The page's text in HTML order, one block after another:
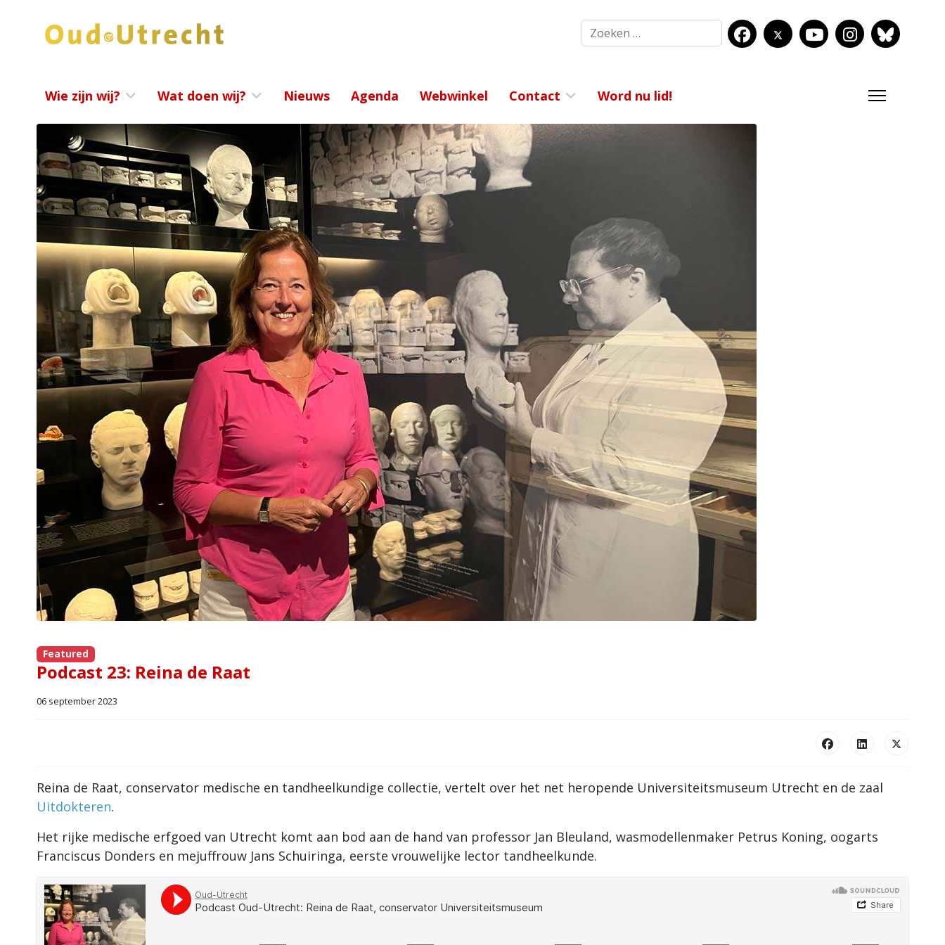
Zoeken
Wie zijn wij? Wat doen wij? Nieuws Agenda Webwinkel Contact Word nu lid!
Featured
Podcast 23: Reina de Raat
06 september 2023
Reina de Raat, conservator medische en tandheelkundige collectie, vertelt over het net heropende Universiteitsmuseum Utrecht en de zaal
Uitdokteren.
Het rijke medische erfgoed van Utrecht komt aan bod aan de hand van professor Jan Bleuland, wasmodellenmaker Petrus Koning, oogarts
Franciscus Donders en mejuffrouw Jans Schuiringa, eerste vrouwelijke lector tandheelkunde.